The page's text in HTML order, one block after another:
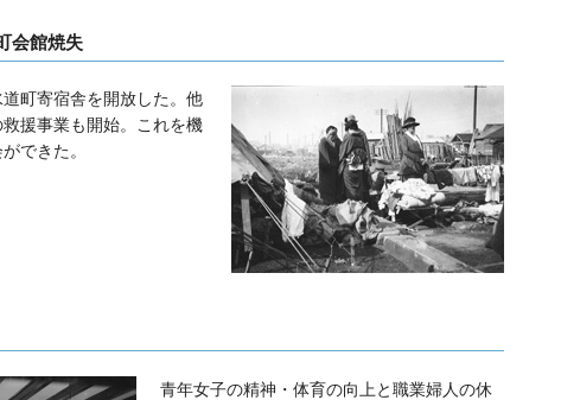
会館焼失
町寄宿舎を開放した。他
援事業も開始。これを機
できた。
青年女子の精神・体育の向上と職業婦人の休